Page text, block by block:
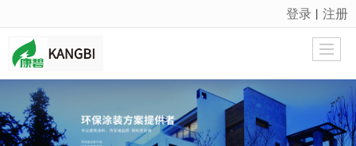
很遗憾，因您的浏览器版本过低导致无法获得最佳浏览体验，推荐下载安装谷歌浏览器！
登录 丨 注册